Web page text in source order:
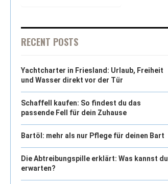
RECENT POSTS
Yachtcharter in Friesland: Urlaub, Freiheit
und Wasser direkt vor der Tür
Schaffell kaufen: So findest du das
passende Fell für dein Zuhause
Bartöl: mehr als nur Pflege für deinen Bart
Die Abtreibungspille erklärt: Was kannst du
erwarten?